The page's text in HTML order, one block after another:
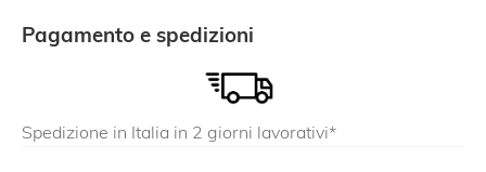
Pagamento e spedizioni
Spedizione in Italia in 2 giorni lavorativi*